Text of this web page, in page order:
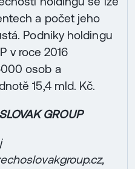
a počet jeho
Podniky holdingu
v roce 2016
osob a
15,4 mld. Kč.
GROUP